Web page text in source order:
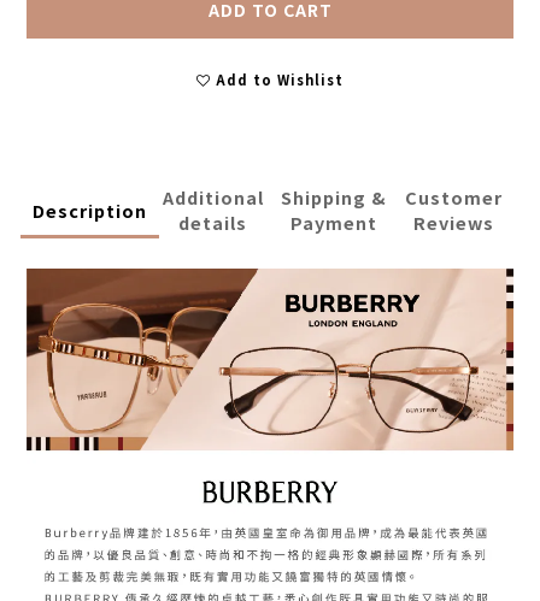
ADD TO CART
Add to Wishlist
Description
Additional
details
Shipping &
Payment
Customer
Reviews